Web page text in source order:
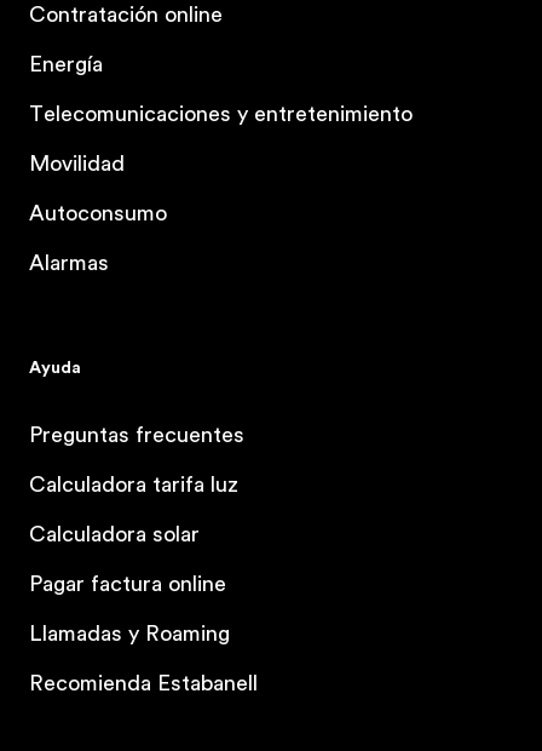
Contratación online
Energía
Telecomunicaciones y entretenimiento
Movilidad
Autoconsumo
Alarmas
Ayuda
Preguntas frecuentes
Calculadora tarifa luz
Calculadora solar
Pagar factura online
Llamadas y Roaming
Recomienda Estabanell